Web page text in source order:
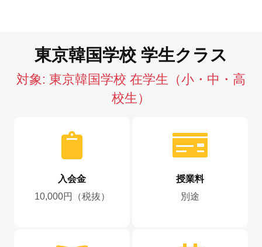
東京韓国学校 学生クラス
対象: 東京韓国学校 在学生（小・中・高
校生）
入会金
10,000円（税抜）
授業料
別途